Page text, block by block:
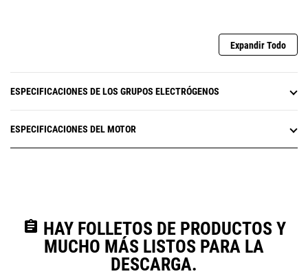
Expandir Todo
ESPECIFICACIONES DE LOS GRUPOS ELECTRÓGENOS
ESPECIFICACIONES DEL MOTOR
assignment HAY FOLLETOS DE PRODUCTOS Y
MUCHO MÁS LISTOS PARA LA
DESCARGA.